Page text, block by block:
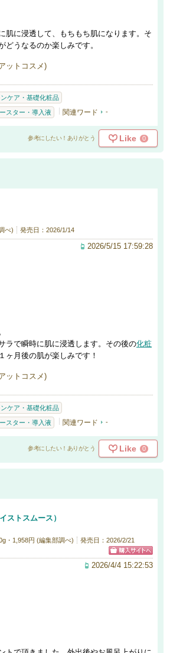
肌に浸透して、もちもち肌になります。そ
うなるのか楽しみです。
ットコスメ)
ケア・基礎化粧品
スター・導入液 関連ワード -
参考にしたい！ありがとう Like 0
べ)
発売日：2026/1/14
2026/5/15 17:59:28
ラで瞬時に肌に浸透します。その後の化粧
ヶ月後の肌が楽しみです！
ットコスメ)
ケア・基礎化粧品
スター・導入液 関連ワード -
参考にしたい！ありがとう Like 0
トスムース）
・1,958円 (編集部調べ)
発売日：2026/2/21
2026/4/4 15:22:53